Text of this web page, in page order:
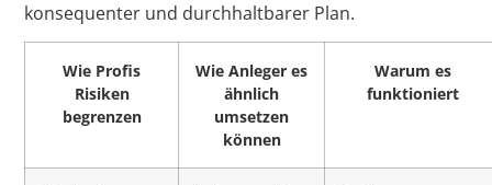
konsequenter und durchhaltbarer Plan.
Wie Profis
Risiken
begrenzen
Wie Anleger es
ähnlich
umsetzen
können
Warum es
funktioniert